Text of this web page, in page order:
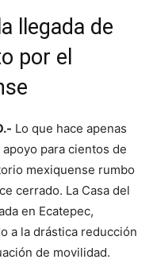
llegada de
por el
Lo que hace apenas
para cientos de
mexiquense rumbo
cerrado. La Casa del
en Ecatepec,
a la drástica reducción
de movilidad.